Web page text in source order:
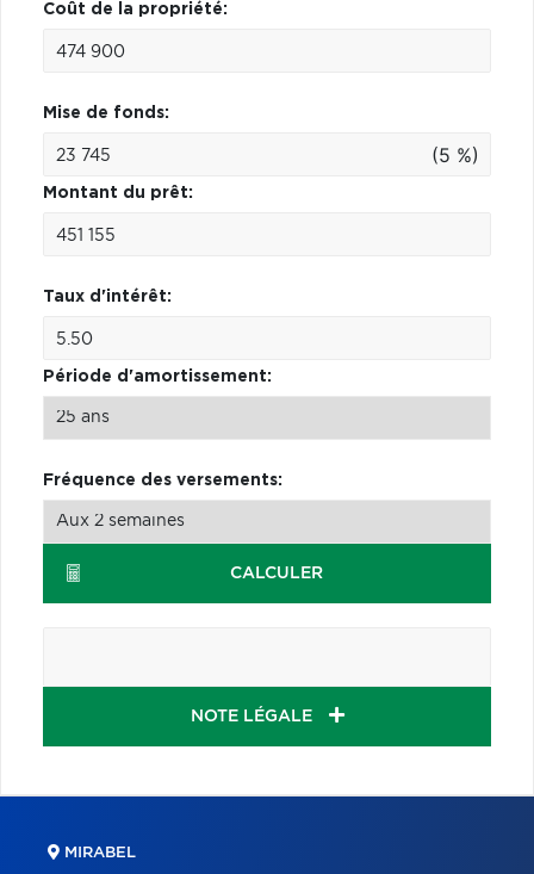
Coût de la propriété:
Mise de fonds:
(5 %)
Montant du prêt:
Taux d'intérêt:
Période d'amortissement:
Fréquence des versements:
CALCULER
NOTE LÉGALE
MIRABEL